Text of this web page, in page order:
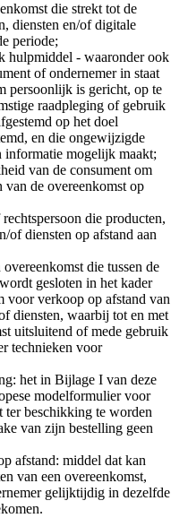
die strekt tot de
diensten en/of digitale
periode;
hulpmiddel - waaronder ook
of ondernemer in staat
persoonlijk is gericht, op te
raadpleging of gebruik
op het doel
en die ongewijzigde
informatie mogelijk maakt;
van de consument om
de overeenkomst op
die producten,
of diensten op afstand aan
die tussen de
gesloten in het kader
voor verkoop op afstand van
diensten, waarbij tot en met
uitsluitend of mede gebruik
technieken voor
het in Bijlage I van deze
modelformulier voor
beschikking te worden
van zijn bestelling geen
afstand: middel dat kan
van een overeenkomst,
gelijktijdig in dezelfde